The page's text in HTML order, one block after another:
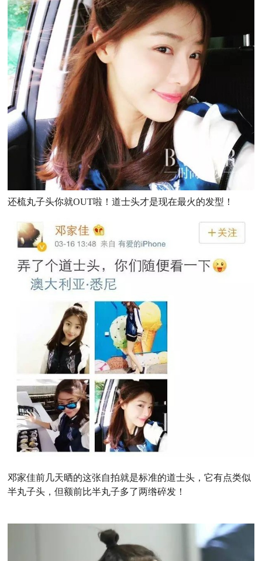
还梳丸子头你就OUT啦！道士头才是现在最火的发型！
邓家佳前几天晒的这张自拍就是标准的道士头，它有点类似
半丸子头，但额前比半丸子多了两绺碎发！